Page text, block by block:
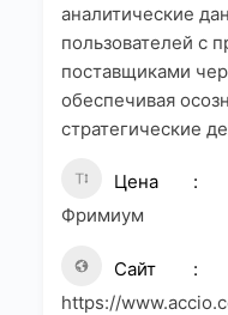
аналитические
пользователей с
поставщиками
обеспечивая
стратегические
Цена
Фримиум
Сайт
https://